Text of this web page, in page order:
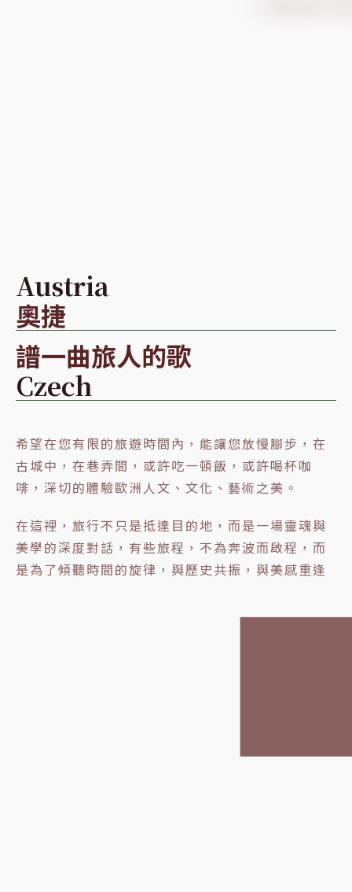
Austria
奧捷
譜一曲旅人的歌
Czech
希望在您有限的旅遊時間內，能讓您放慢腳步，在
古城中，在巷弄間，或許吃一頓飯，或許喝杯咖
啡，深切的體驗歐洲人文、文化、藝術之美。
在這裡，旅行不只是抵達目的地，而是一場靈魂與
美學的深度對話，有些旅程，不為奔波而啟程，而
是為了傾聽時間的旋律，與歷史共振，與美感重逢